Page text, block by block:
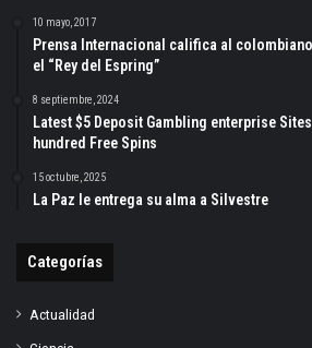
10 mayo, 2017
Prensa Internacional califica al
el “Rey del Espring”
8 septiembre, 2024
Latest $5 Deposit Gambling enterprise
hundred Free Spins
15 octubre, 2025
La Paz le entrega su alma a Silvestre
Categorías
Actualidad